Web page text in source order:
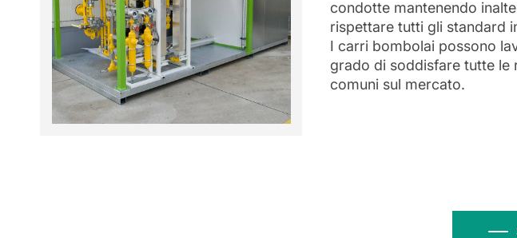
condotte mantenendo
rispettare tutti gli standard
I carri bombolai possono
grado di soddisfare tutte le
comuni sul mercato.